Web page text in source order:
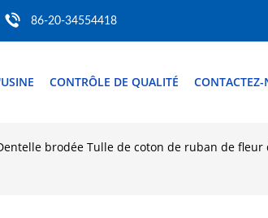
86-20-34554418
CONTRÔLE DE QUALITÉ CONTACTEZ-
brodée Tulle de coton de ruban de